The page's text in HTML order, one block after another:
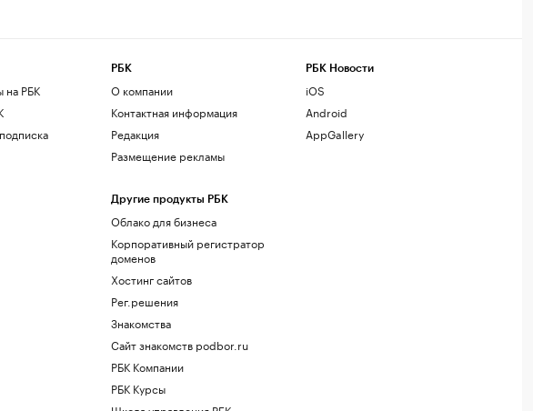
на РБК
РБК
О компании
Контактная информация
Редакция
Размещение рекламы
Другие продукты РБК
Облако для бизнеса
Корпоративный регистратор
доменов
Хостинг сайтов
Рег.решения
Знакомства
Сайт знакомств podbor.ru
РБК Компании
РБК Курсы
РБК Новости
iOS
Android
AppGallery